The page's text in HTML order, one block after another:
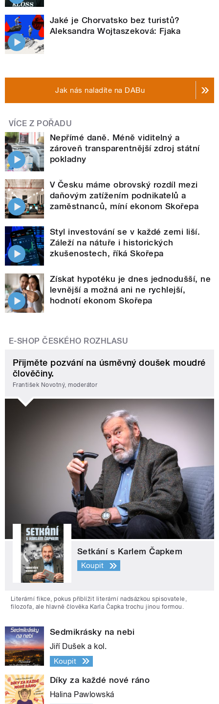
Jaké je Chorvatsko bez turistů?
Aleksandra Wojtaszeková: Fjaka
Jak nás naladíte na DABu
VÍCE Z POŘADU
Nepřímé daně. Méně viditelný a
zároveň transparentnější zdroj státní
pokladny
V Česku máme obrovský rozdíl mezi
daňovým zatížením podnikatelů a
zaměstnanců, míní ekonom Skořepa
Styl investování se v každé zemi liší.
Záleží na nátuře i historických
zkušenostech, říká Skořepa
Získat hypotéku je dnes jednodušší, ne
levnější a možná ani ne rychlejší,
hodnotí ekonom Skořepa
E-SHOP ČESKÉHO ROZHLASU
Přijměte pozvání na úsměvný doušek moudré
člověčiny.
František Novotný, moderátor
Setkání s Karlem Čapkem
Koupit
Literární fikce, pokus přiblížit literární nadsázkou spisovatele,
filozofa, ale hlavně člověka Karla Čapka trochu jinou formou.
Sedmikrásky na nebi
Jiří Dušek a kol.
Koupit
Díky za každé nové ráno
Halina Pawlowská